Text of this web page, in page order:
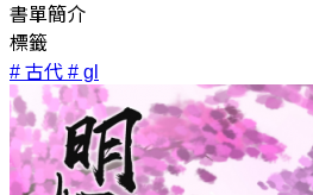
書單簡介
標籤
# 古代 # gl